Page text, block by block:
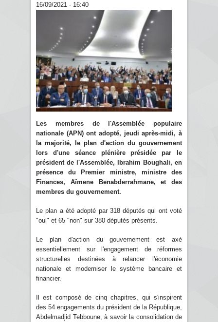
16/09/2021 - 16:40
Les membres de l'Assemblée populaire
nationale (APN) ont adopté, jeudi après-midi, à
la majorité, le plan d'action du gouvernement
lors d'une séance plénière présidée par le
président de l'Assemblée, Ibrahim Boughali, en
présence du Premier ministre, ministre des
Finances, Aïmene Benabderrahmane, et des
membres du gouvernement.
Le plan a été adopté par 318 députés qui ont voté
"oui" et 65 "non" sur 380 députés présents.
Le plan d'action du gouvernement est axé
essentiellement sur l'engagement de réformes
structurelles destinées à relancer l'économie
nationale et moderniser le système bancaire et
financier.
Il est composé de cinq chapitres, qui s'inspirent
des 54 engagements du président de la République,
Abdelmadjid Tebboune, à savoir la consolidation de